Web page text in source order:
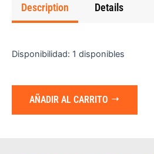
"X11GX24'
Description Details
Disponibilidad: 1 disponibles
AÑADIR AL CARRITO